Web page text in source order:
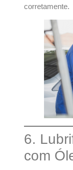
corretamente.
6.
com